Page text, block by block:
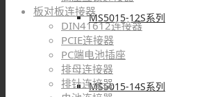
MS5015-12S系列
MS5015-14S系列
板对板连接器
DIN41612连接器
PCIE连接器
PC端电池插座
排母连接器
排针连接器